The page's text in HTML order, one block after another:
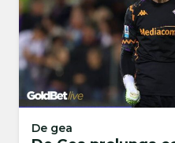
De gea